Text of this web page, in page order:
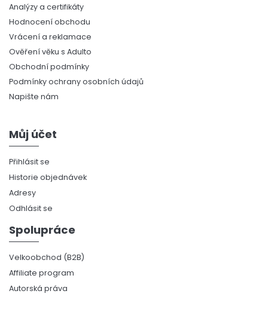
Analýzy a certifikáty
Hodnocení obchodu
Vrácení a reklamace
Ověření věku s Adulto
Obchodní podmínky
Podmínky ochrany osobních údajů
Napište nám
Můj účet
Přihlásit se
Historie objednávek
Adresy
Odhlásit se
Spolupráce
Velkoobchod (B2B)
Affiliate program
Autorská práva